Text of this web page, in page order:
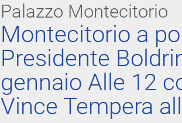
Palazzo Montecitorio
Montecitorio a
Presidente
gennaio Alle 12
Vince Tempera